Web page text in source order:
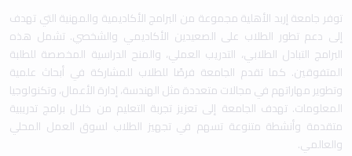
توفر جامعة إربد الأهلية مجموعة من البرامج الأكاديمية والمهنية التي تهدف
إلى دعم تطور الطلاب على الصعيدين الأكاديمي والشخصي. تشمل هذه
البرامج التبادل الطلابي، التدريب العملي، والمنح الدراسية المخصصة للطلبة
المتفوقين. كما تقدم الجامعة فرصًا للطلاب للمشاركة في أبحاث علمية
وتطوير مهاراتهم في مجالات متعددة مثل الهندسة، إدارة الأعمال، وتكنولوجيا
المعلومات. تهدف الجامعة إلى تعزيز تجربة التعليم من خلال برامج تدريبية
متقدمة وأنشطة متنوعة تسهم في تجهيز الطلاب لسوق العمل المحلي
والعالمي.